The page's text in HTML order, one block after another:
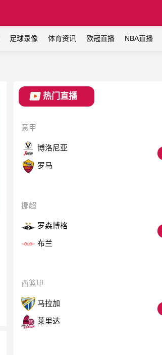
足球录像 体育资讯 欧冠直播 NBA直播
热门直播
意甲
博洛尼亚
罗马
挪超
罗森博格
布兰
西篮甲
马拉加
莱里达